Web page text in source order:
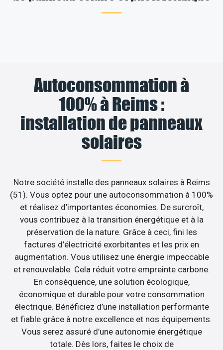
Autoconsommation à
100% à Reims :
installation de panneaux
solaires
Notre société installe des panneaux solaires à Reims
(51). Vous optez pour une autoconsommation à 100%
et réalisez d’importantes économies. De surcroît,
vous contribuez à la transition énergétique et à la
préservation de la nature. Grâce à ceci, fini les
factures d’électricité exorbitantes et les prix en
augmentation. Vous utilisez une énergie impeccable
et renouvelable. Cela réduit votre empreinte carbone.
En conséquence, une solution écologique,
économique et durable pour votre consommation
électrique. Bénéficiez d’une installation performante
et fiable grâce à notre excellence et nos équipements.
Vous serez assuré d’une autonomie énergétique
totale. Dès lors, faites le choix de